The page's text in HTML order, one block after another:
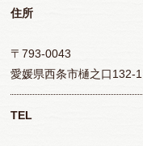
住所
〒793-0043
愛媛県西条市樋之口132-
TEL